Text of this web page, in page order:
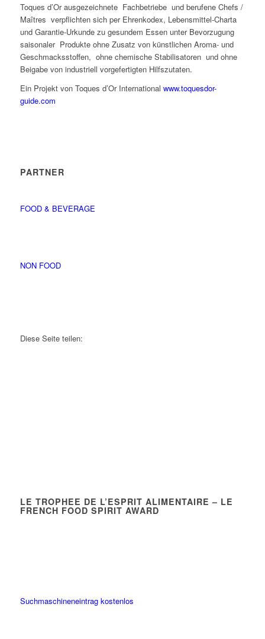
Toques d’Or ausgezeichnete Fachbetriebe und berufene Chefs /
Maîtres verpflichten sich per Ehrenkodex, Lebensmittel-Charta
und Garantie-Urkunde zu gesundem Essen unter Bevorzugung
saisonaler Produkte ohne Zusatz von künstlichen Aroma- und
Geschmacksstoffen, ohne chemische Stabilisatoren und ohne
Beigabe von industriell vorgefertigten Hilfszutaten.
Ein Projekt von Toques d’Or International www.toquesdor-
guide.com
PARTNER
FOOD & BEVERAGE
NON FOOD
Diese Seite teilen:
LE TROPHEE DE L’ESPRIT ALIMENTAIRE – LE
FRENCH FOOD SPIRIT AWARD
Suchmaschineneintrag kostenlos